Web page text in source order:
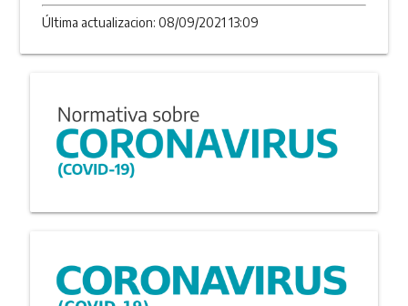
Última actualizacion: 08/09/2021 13:09